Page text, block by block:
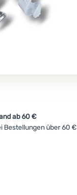
ab 60 €
Bestellungen über 60 €